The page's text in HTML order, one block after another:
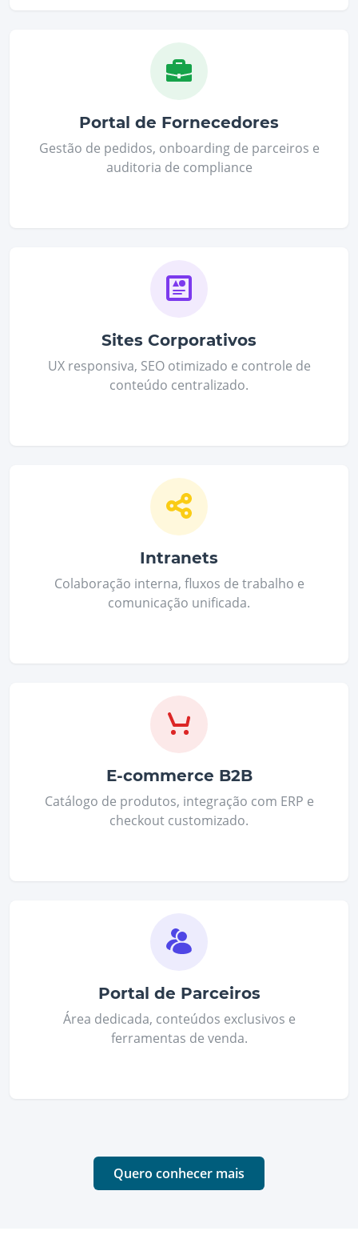
Portal de Fornecedores
Gestão de pedidos, onboarding de parceiros e
auditoria de compliance
Sites Corporativos
UX responsiva, SEO otimizado e controle de
conteúdo centralizado.
Intranets
Colaboração interna, fluxos de trabalho e
comunicação unificada.
E‑commerce B2B
Catálogo de produtos, integração com ERP e
checkout customizado.
Portal de Parceiros
Área dedicada, conteúdos exclusivos e
ferramentas de venda.
Quero conhecer mais